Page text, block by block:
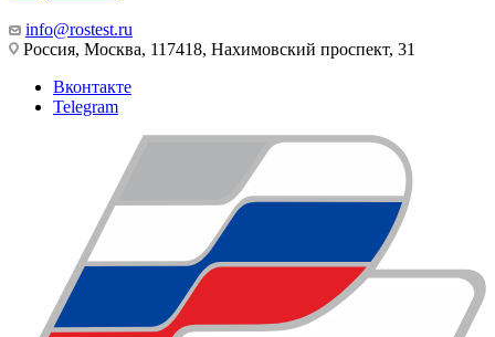
info@rostest.ru
Россия, Москва, 117418, Нахимовский проспект, 31
Вконтакте
Telegram